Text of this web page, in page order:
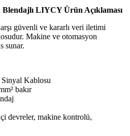
LIYCY Ürün Açıklaması
güvenli ve kararlı veri iletimi
Makine ve otomasyon
sunar.
Kablosu
bakır
devreler, makine kontrolü,